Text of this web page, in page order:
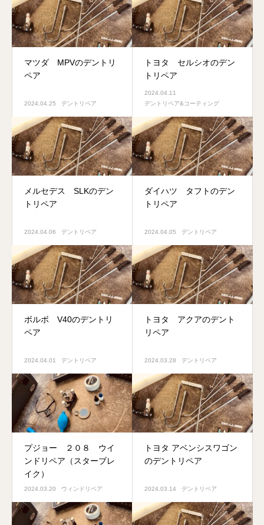
マツダ MPVのデントリ
ペア
2024.04.25 デントリペア
トヨタ セルシオのデン
トリペア
2024.04.11
デントリペア&コーティング
メルセデス SLKのデン
トリペア
2024.04.06 デントリペア
ダイハツ タフトのデン
トリペア
2024.04.05 デントリペア
ボルボ V40のデントリ
ペア
2024.04.01 デントリペア
トヨタ アクアのデント
リペア
2024.03.28 デントリペア
プジョー ２０８ ウイ
ンドリペア（スターブレ
イク）
2024.03.20 ウィンドリペア
トヨタ アベンシスワゴン
のデントリペア
2024.03.14 デントリペア